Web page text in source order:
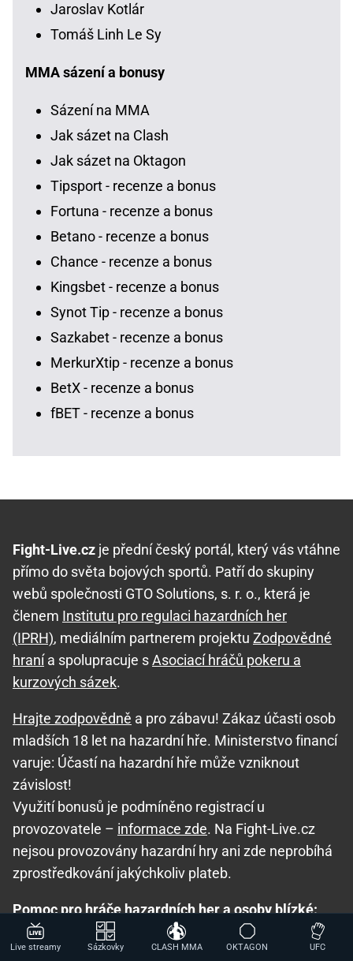
Jaroslav Kotlár
Tomáš Linh Le Sy
MMA sázení a bonusy
Sázení na MMA
Jak sázet na Clash
Jak sázet na Oktagon
Tipsport - recenze a bonus
Fortuna - recenze a bonus
Betano - recenze a bonus
Chance - recenze a bonus
Kingsbet - recenze a bonus
Synot Tip - recenze a bonus
Sazkabet - recenze a bonus
MerkurXtip - recenze a bonus
BetX - recenze a bonus
fBET - recenze a bonus
Fight-Live.cz je přední český portál, který vás vtáhne
přímo do světa bojových sportů. Patří do skupiny
webů společnosti GTO Solutions, s. r. o., která je
členem Institutu pro regulaci hazardních her
(IPRH), mediálním partnerem projektu Zodpovědné
hranía spolupracuje sAsociací hráčů pokeru a
kurzových sázek.
Hrajte zodpovědně a pro zábavu! Zákaz účasti osob
mladších 18 let na hazardní hře. Ministerstvo financí
varuje: Účastí na hazardní hře může vzniknout
závislost!
Využití bonusů je podmíněno registrací u
provozovatele – informace zde. Na Fight-Live.cz
nejsou provozovány hazardní hry ani zde neprobíhá
zprostředkování jakýchkoliv plateb.
Pomoc pro hráče hazardních her a osoby blízké:
Seznam adiktologických služeb v ČR, Mapa
pomoci, Národní stránky pro snížení nebezpečí
Live streamy Sázkovky CLASH MMA OKTAGON UFC